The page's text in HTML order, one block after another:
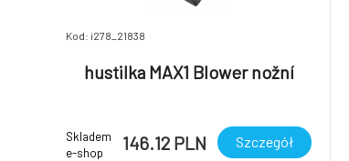
Kod: i278_21838
hustilka MAX1 Blower nožní
Skladem
e-shop
146.12 PLN Szczegół